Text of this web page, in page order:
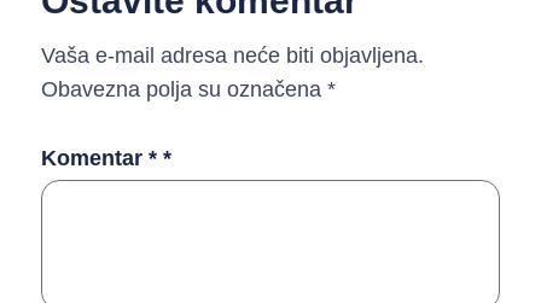
Vaša e-mail adresa neće biti objavljena.
Obavezna polja su označena *
Komentar * *